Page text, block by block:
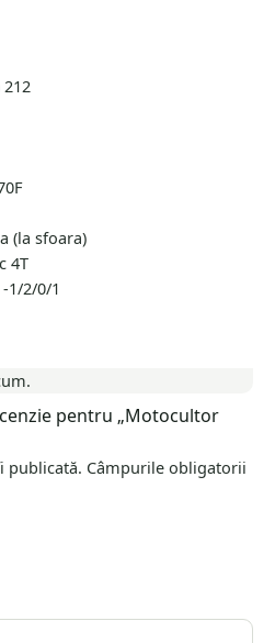
(la sfoara)
4T
1/2/0/1
pentru „Motocultor
publicată. Câmpurile obligatorii